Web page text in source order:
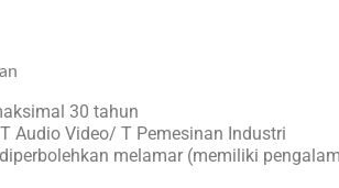
30 tahun
Audio Video/ T Pemesinan Industri
melamar (memiliki